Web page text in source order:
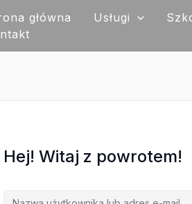
główna Usługi
Hej! Witaj z powrotem!